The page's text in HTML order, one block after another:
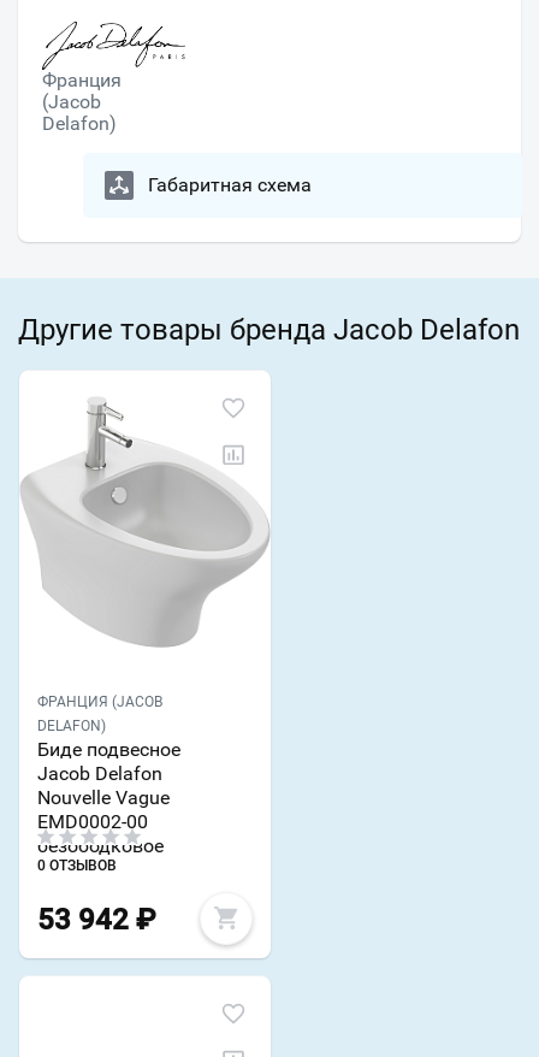
Франция
(Jacob
Delafon)
Габаритная схема
Другие товары бренда Jacob Delafon
ФРАНЦИЯ (JACOB
DELAFON)
Биде подвесное
Jacob Delafon
Nouvelle Vague
EMD0002-00
безободковое
0 ОТЗЫВОВ
53 942 ₽